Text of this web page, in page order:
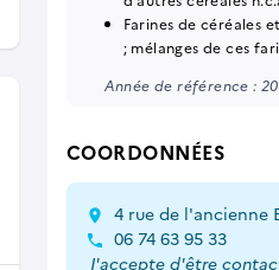
Farines de céréales
; mélanges de ces
Année de référence :
COORDONNÉES
4 rue de l'ancienne
06 74 63 95 33
J'accepte d'être